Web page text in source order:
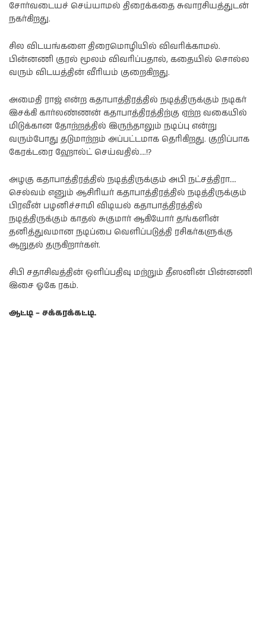
சோர்வடையச் செய்யாமல் திரைக்கதை சுவாரசியத்துடன்
நகர்கிறது.
சில விடயங்களை திரைமொழியில் விவரிக்காமல்.
பின்னணி குரல் மூலம் விவரிப்பதால், கதையில் சொல்ல
வரும் விடயத்தின் வீரியம் குறைகிறது.
அமைதி ராஜ் என்ற கதாபாத்திரத்தில் நடித்திருக்கும் நடிகர்
இசக்கி கார்லண்ணன் கதாபாத்திரத்திற்கு ஏற்ற வகையில்
மிடுக்கான தோற்றத்தில் இருந்தாலும் நடிப்பு என்று
வரும்போது தடுமாற்றம் அப்பட்டமாக தெரிகிறது. குறிப்பாக
கேரக்டரை ஹோல்ட் செய்வதில்….!?
அழகு கதாபாத்திரத்தில் நடித்திருக்கும் அபி நட்சத்திரா….
செல்வம் எனும் ஆசிரியர் கதாபாத்திரத்தில் நடித்திருக்கும்
பிரவீன் பழனிச்சாமி விடியல் கதாபாத்திரத்தில்
நடித்திருக்கும் காதல் சுகுமார் ஆகியோர் தங்களின்
தனித்துவமான நடிப்பை வெளிப்படுத்தி ரசிகர்களுக்கு
ஆறுதல் தருகிறார்கள்.
சிபி சதாசிவத்தின் ஒளிப்பதிவு மற்றும் தீஸனின் பின்னணி
இசை ஓகே ரகம்.
ஆட்டி – சக்கரக்கட்டி.